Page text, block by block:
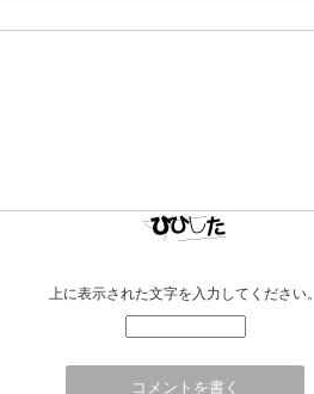
上に表示された文字を入力してください。